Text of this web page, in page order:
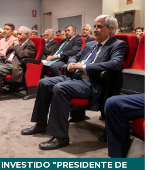
"PRESIDENTE DE